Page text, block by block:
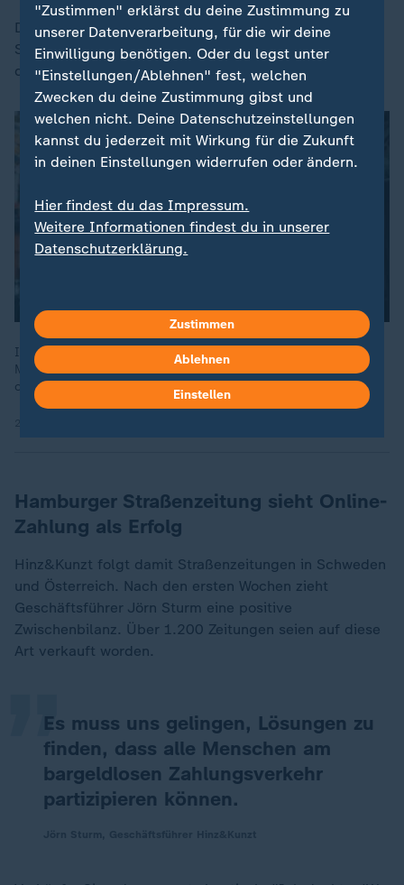
Das virtuelle Geld landet dann auf einem Konto der
Straßenzeitung. In der Geschäftsstelle können es sich
die Verkäufer auszahlen lassen.
In Europa gibt es mehr als 1,2 Millionen obdachlose
Menschen. Das Sozialunternehmen "Invisible Cities", bildet
obdachlose Menschen zu Stadtführer/-innen aus.
Hamburger Straßenzeitung sieht Online-
Zahlung als Erfolg
Hinz&Kunzt folgt damit Straßenzeitungen in Schweden
und Österreich. Nach den ersten Wochen zieht
Geschäftsführer Jörn Sturm eine positive
Zwischenbilanz. Über 1.200 Zeitungen seien auf diese
Art verkauft worden.
Es muss uns gelingen, Lösungen zu
finden, dass alle Menschen am
bargeldlosen Zahlungsverkehr
partizipieren können.
„
"Zustimmen" erklärst du deine Zustimmung zu
unserer Datenverarbeitung, für die wir deine
Einwilligung benötigen. Oder du legst unter
"Einstellungen/Ablehnen" fest, welchen
Zwecken du deine Zustimmung gibst und
welchen nicht. Deine Datenschutzeinstellungen
kannst du jederzeit mit Wirkung für die Zukunft
in deinen Einstellungen widerrufen oder ändern.
Hier findest du das Impressum.
Weitere Informationen findest du in unserer
Datenschutzerklärung.
Zustimmen
Ablehnen
Einstellen